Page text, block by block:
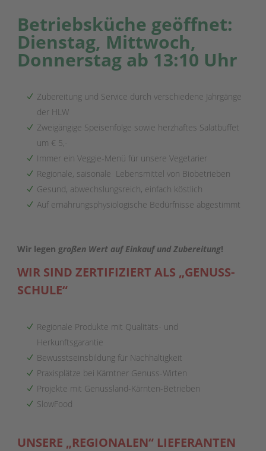
Betriebsküche geöffnet:
Dienstag, Mittwoch,
Donnerstag ab 13:10 Uhr
Zubereitung und Service durch verschiedene Jahrgänge
der HLW
Zweigängige Speisenfolge sowie herzhaftes Salatbuffet
um € 5,-
Immer ein Veggie-Menü für unsere Vegetarier
Regionale, saisonale Lebensmittel von Biobetrieben
Gesund, abwechslungsreich, einfach köstlich
Auf ernährungsphysiologische Bedürfnisse abgestimmt
Wir legen großen Wert auf Einkauf und Zubereitung!
WIR SIND ZERTIFIZIERT ALS „GENUSS-
SCHULE“
Regionale Produkte mit Qualitäts- und
Herkunftsgarantie
Bewusstseinsbildung für Nachhaltigkeit
Praxisplätze bei Kärntner Genuss-Wirten
Projekte mit Genussland-Kärnten-Betrieben
SlowFood
UNSERE „REGIONALEN“ LIEFERANTEN